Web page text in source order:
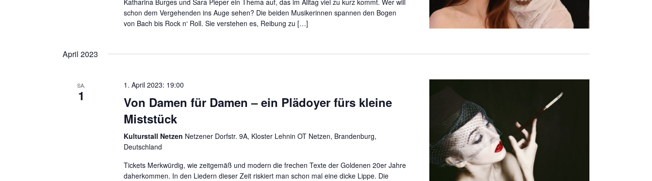
Katharina Burges und Sara Pieper ein Thema auf, das im Alltag viel zu kurz kommt. Wer will
schon dem Vergehenden ins Auge sehen? Die beiden Musikerinnen spannen den Bogen
von Bach bis Rock n‘ Roll. Sie verstehen es, Reibung zu […]
April 2023
SA.
1
1. April 2023: 19:00
Von Damen für Damen – ein Plädoyer fürs kleine
Miststück
Kulturstall Netzen Netzener Dorfstr. 9A, Kloster Lehnin OT Netzen, Brandenburg,
Deutschland
Tickets Merkwürdig, wie zeitgemäß und modern die frechen Texte der Goldenen 20er Jahre
daherkommen. In den Liedern dieser Zeit riskiert man schon mal eine dicke Lippe. Die